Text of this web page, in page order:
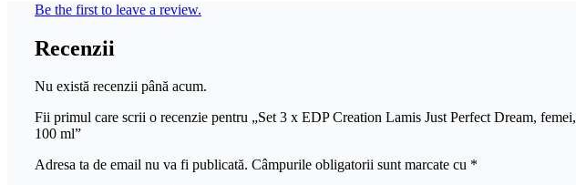
Be the first to leave a review.
Recenzii
Nu există recenzii până acum.
Fii primul care scrii o recenzie pentru „Set 3 x EDP Creation Lamis Just Perfect Dream, femei,
100 ml”
Adresa ta de email nu va fi publicată. Câmpurile obligatorii sunt marcate cu *